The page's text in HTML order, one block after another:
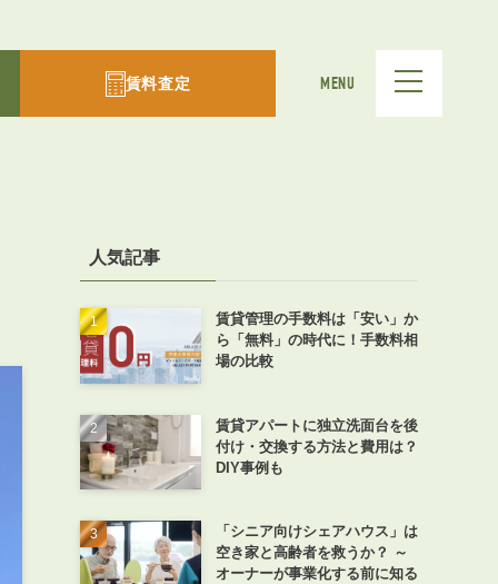
賃料査定 MENU
人気記事
賃貸管理の手数料は「安い」か
ら「無料」の時代に！手数料相
場の比較
賃貸アパートに独立洗面台を後
付け・交換する方法と費用は？
DIY事例も
「シニア向けシェアハウス」は
空き家と高齢者を救うか？ ～
オーナーが事業化する前に知る